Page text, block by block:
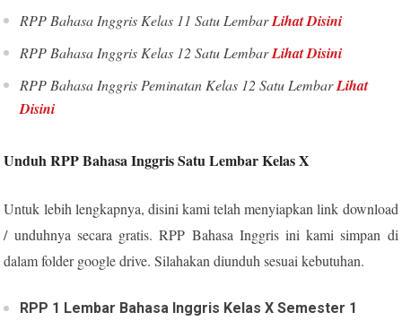
RPP Bahasa Inggris Kelas 11 Satu LembarLihat Disini
RPP Bahasa Inggris Kelas 12 Satu LembarLihat Disini
RPP Bahasa Inggris Peminatan Kelas 12 Satu LembarLihat
Disini
Unduh RPP Bahasa Inggris Satu Lembar Kelas X
Untuk lebih lengkapnya, disini kami telah menyiapkan link download
/ unduhnya secara gratis. RPP Bahasa Inggris ini kami simpan di
dalam folder google drive. Silahakan diunduh sesuai kebutuhan.
RPP 1 Lembar Bahasa Inggris Kelas X Semester 1